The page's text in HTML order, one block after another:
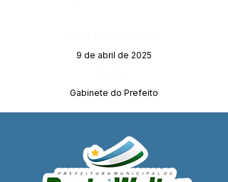
9 de abril de 2025
Gabinete do Prefeito